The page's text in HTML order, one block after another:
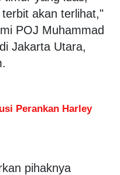
akan terlihat,"
POJ Muhammad
Jakarta Utara,
Perankan Harley
pihaknya